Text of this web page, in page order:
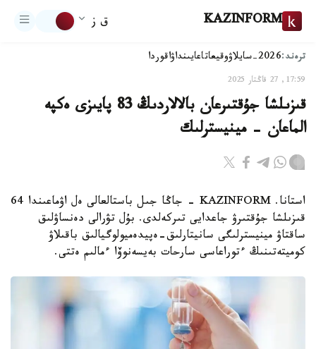
KAZINFORM ق ز
ترەند:2026-سايلاۋ وقيعاتاعايىنداۋاقوردا
17:59, 27 قاڭتار 2025
قىزىلشا جۇقتىرعان بالالاردىڭ 83 پايىزى ەكپە
الماعان - مينيسترلىك
استانا. KAZINFORM - جاڭا جىل باستالعالى ەل اۋماعىندا 64
قىزىلشا جۇقتىرۋ جاعدايى تىركەلدى. بۇل تۋرالى دەنساۋلىق
ساقتاۋ مينيسترلىگى سانيتارلىق-ەپيدەميولوگيالىق باقىلاۋ
كوميتەتىنىڭ ءتوراعاسى سارحات بەيسەنوۆا ءمالىم ەتتى.